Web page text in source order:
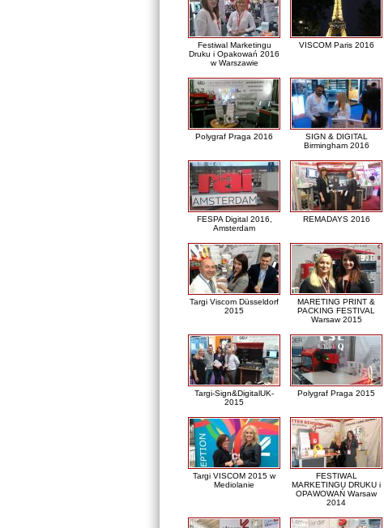
Festiwal Marketingu
Druku i Opakowań 2016
w Warszawie
VISCOM Paris 2016
Polygraf Praga 2016
SIGN & DIGITAL
Birmingham 2016
FESPA Digital 2016,
Amsterdam
REMADAYS 2016
Targi Viscom Düsseldorf
2015
MARETING PRINT &
PACKING FESTIVAL
Warsaw 2015
Targi-Sign&DigitalUK-
2015
Polygraf Praga 2015
Targi VISCOM 2015 w
Mediolanie
FESTIWAL
MARKETINGU DRUKU i
OPAWOWAŃ Warsaw
2014